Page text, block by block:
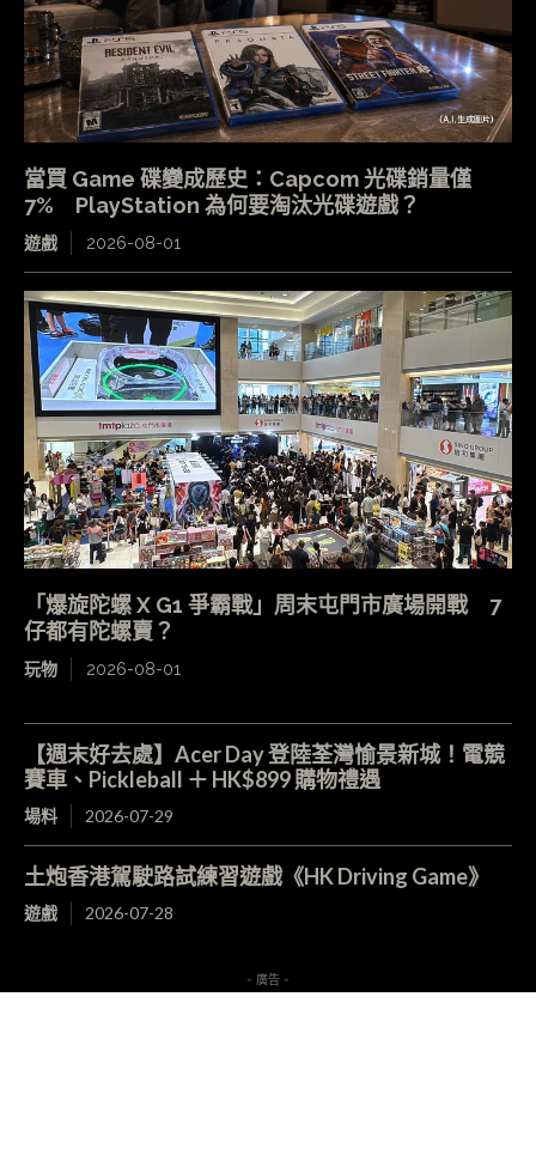
當買 Game 碟變成歷史：Capcom 光碟銷量僅
7% PlayStation 為何要淘汰光碟遊戲？
遊戲 2026-08-01
「爆旋陀螺 X G1 爭霸戰」周末屯門市廣場開戰 7
仔都有陀螺賣？
玩物 2026-08-01
【週末好去處】Acer Day 登陸荃灣愉景新城！電競
賽車、Pickleball ＋ HK$899 購物禮遇
場料 2026-07-29
土炮香港駕駛路試練習遊戲《HK Driving Game》
遊戲 2026-07-28
- 廣告 -